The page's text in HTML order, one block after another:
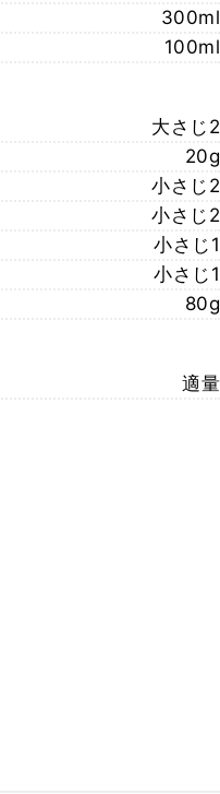
300ml
100ml
大さじ2
20g
小さじ2
小さじ2
小さじ1
小さじ1
80g
適量